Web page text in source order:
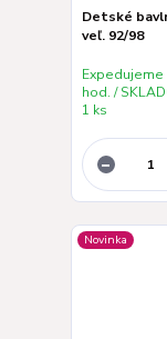
Detské
veľ. 92/98
Expedujeme
hod. /
1 ks
Novinka